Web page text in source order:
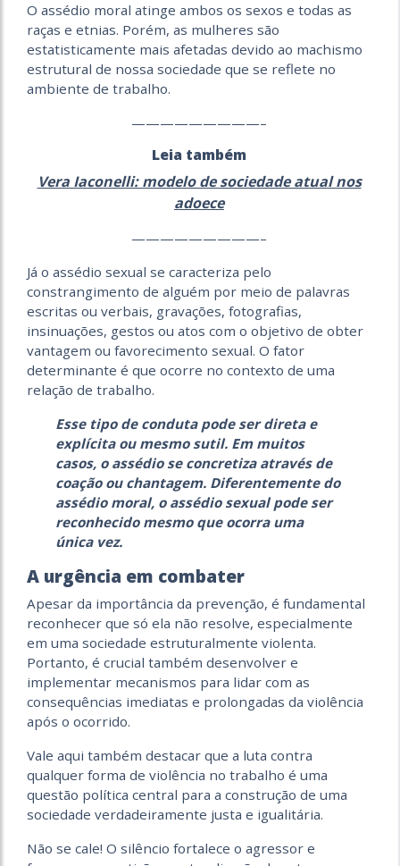
O assédio moral atinge ambos os sexos e todas as
raças e etnias. Porém, as mulheres são
estatisticamente mais afetadas devido ao machismo
estrutural de nossa sociedade que se reflete no
ambiente de trabalho.
—————————–
Leia também
Vera Iaconelli: modelo de sociedade atual nos
adoece
—————————–
Já o assédio sexual se caracteriza pelo
constrangimento de alguém por meio de palavras
escritas ou verbais, gravações, fotografias,
insinuações, gestos ou atos com o objetivo de obter
vantagem ou favorecimento sexual. O fator
determinante é que ocorre no contexto de uma
relação de trabalho.
Esse tipo de conduta pode ser direta e
explícita ou mesmo sutil. Em muitos
casos, o assédio se concretiza através de
coação ou chantagem. Diferentemente do
assédio moral, o assédio sexual pode ser
reconhecido mesmo que ocorra uma
única vez.
A urgência em combater
Apesar da importância da prevenção, é fundamental
reconhecer que só ela não resolve, especialmente
em uma sociedade estruturalmente violenta.
Portanto, é crucial também desenvolver e
implementar mecanismos para lidar com as
consequências imediatas e prolongadas da violência
após o ocorrido.
Vale aqui também destacar que a luta contra
qualquer forma de violência no trabalho é uma
questão política central para a construção de uma
sociedade verdadeiramente justa e igualitária.
Não se cale! O silêncio fortalece o agressor e